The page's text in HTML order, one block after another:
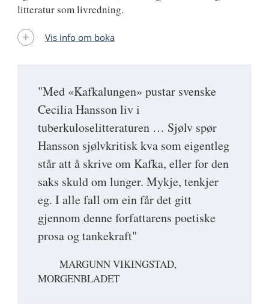
"Med «Kafkalungen» pustar svenske
Cecilia Hansson liv i
tuberkuloselitteraturen … Sjølv spør
Hansson sjølvkritisk kva som eigentleg
står att å skrive om Kafka, eller for den
saks skuld om lunger. Mykje, tenkjer
eg. I alle fall om ein får det gitt
gjennom denne forfattarens poetiske
prosa og tankekraft"
MARGUNN VIKINGSTAD,
MORGENBLADET
litteratur som livredning.
Vis info om boka